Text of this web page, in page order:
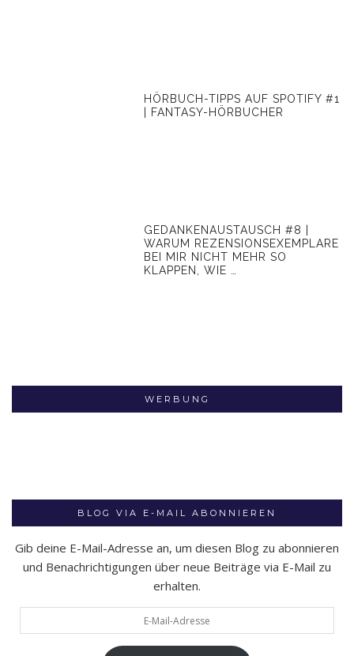
HÖRBUCH-TIPPS AUF SPOTIFY #1
| FANTASY-HÖRBUCHER
GEDANKENAUSTAUSCH #8 |
WARUM REZENSIONSEXEMPLARE
BEI MIR NICHT MEHR SO
KLAPPEN, WIE …
WERBUNG
BLOG VIA E-MAIL ABONNIEREN
Gib deine E-Mail-Adresse an, um diesen Blog zu abonnieren
und Benachrichtigungen über neue Beiträge via E-Mail zu
erhalten.
Mail-